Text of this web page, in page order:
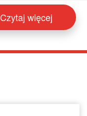
Czytaj więcej